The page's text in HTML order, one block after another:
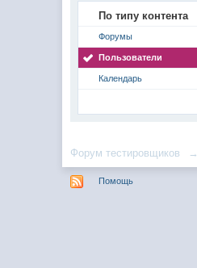
По типу контента
Форумы
Пользователи
Календарь
Форум тестировщиков →
Помощь